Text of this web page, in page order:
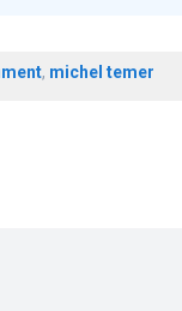
, michel temer